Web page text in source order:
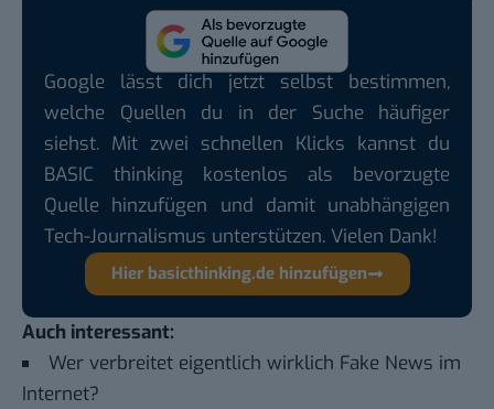
Google lässt dich jetzt selbst bestimmen,
welche Quellen du in der Suche häufiger
siehst. Mit zwei schnellen Klicks kannst du
BASIC thinking kostenlos als bevorzugte
Quelle hinzufügen und damit unabhängigen
Tech-Journalismus unterstützen. Vielen Dank!
Hier basicthinking.de hinzufügen
Auch interessant:
Wer verbreitet eigentlich wirklich Fake News im
Internet?